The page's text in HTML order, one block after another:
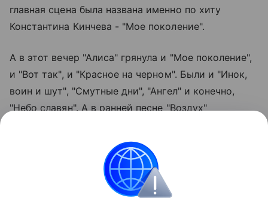
главная сцена была названа именно по хиту
Константина Кинчева - "Мое поколение".
А в этот вечер "Алиса" грянула и "Мое поколение",
и "Вот так", и "Красное на черном". Были и "Инок,
воин и шут", "Смутные дни", "Ангел" и конечно,
"Небо славян". А в ранней песне "Воздух"
слова, спев: "Воздух, мне нужен воздух, окна